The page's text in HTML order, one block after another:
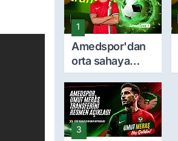
1
Amedspor'dan
orta sahaya
önemli takviye:
Furkan Soyalp
ile sözleşme
imzalandı
3